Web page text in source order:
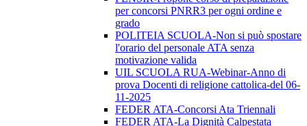
per concorsi PNRR3 per ogni ordine e
grado
POLITEIA SCUOLA-Non si può spostare
l'orario del personale ATA senza
motivazione valida
UIL SCUOLA RUA-Webinar-Anno di
prova Docenti di religione cattolica-del 06-
11-2025
FEDER ATA-Concorsi Ata Triennali
FEDER ATA-La Dignità Calpestata